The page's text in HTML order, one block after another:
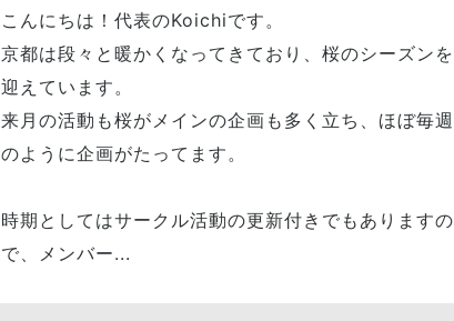
こんにちは！代表のKoichiです。
京都は段々と暖かくなってきており、桜のシーズンを
迎えています。
来月の活動も桜がメインの企画も多く立ち、ほぼ毎週
のように企画がたってます。
時期としてはサークル活動の更新付きでもありますの
で、メンバー...